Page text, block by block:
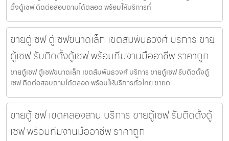
ตั้งตู้เซฟ ติดต่อสอบถามได้ตลอด พร้อมให้บริการทั่
ขายตู้เซฟ ตู้เซฟขนาดเล็ก เขตสัมพันธวงศ์ บริการ ขาย
ตู้เซฟ รับติดตั้งตู้เซฟ พร้อมทีมงานมืออาชีพ ราคาถูก
ขายตู้เซฟ ตู้เซฟขนาดเล็ก เขตสัมพันธวงศ์ บริการ ขายตู้เซฟ รับติดตั้งตู้
เซฟ ติดต่อสอบถามได้ตลอด พร้อมให้บริการทั่วไทย ขายต
ขายตู้เซฟ เขตคลองสาน บริการ ขายตู้เซฟ รับติดตั้งตู้
เซฟ พร้อมทีมงานมืออาชีพ ราคาถูก